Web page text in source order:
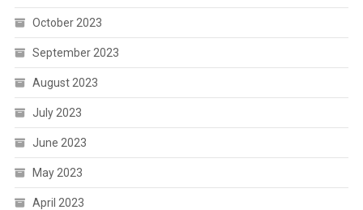
October 2023
September 2023
August 2023
July 2023
June 2023
May 2023
April 2023